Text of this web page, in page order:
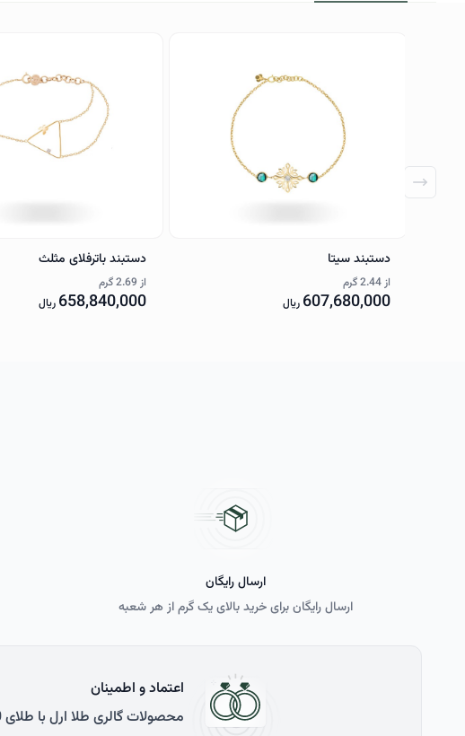
دستبند سیتا
از2.44 گرم
607,680,000 ریال
دستبند باترفلای مثلث
از 2.69 گرم
658,840,000 ریال
ارسال رایگان
ارسال رایگان برای خرید بالای یک گرم از هر شعبه
اعتماد و اطمینان
محصولات گالری طلا ارل با طلای 750 عیار (18 عیار) ساخته شده و با فاکتور رسمی اتحادیه طلا و جواهر (به صورت چاپی) ارائه می‌گردد.